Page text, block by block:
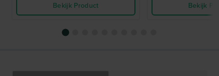
Bekijk Product
Bekijk